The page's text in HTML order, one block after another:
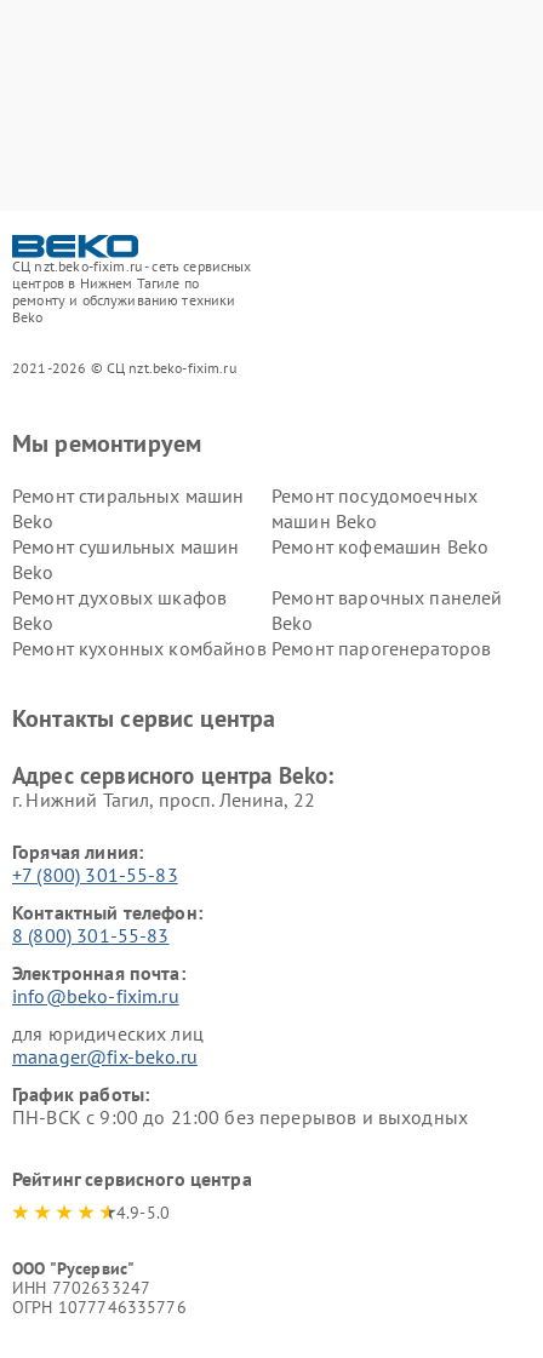
СЦ nzt.beko-fixim.ru - сеть сервисных
центров в Нижнем Тагиле по
ремонту и обслуживанию техники
Beko
2021-2026 © СЦ nzt.beko-fixim.ru
Мы ремонтируем
Ремонт стиральных машин
Beko
Ремонт посудомоечных
машин Beko
Ремонт сушильных машин
Beko
Ремонт кофемашин Beko
Ремонт духовых шкафов
Beko
Ремонт варочных панелей
Beko
Ремонт кухонных комбайнов Ремонт парогенераторов
Ремонт холодильников Beko Ремонт морозильных камер
Контакты сервис центра
Адрес сервисного центра Beko:
г. Нижний Тагил, просп. Ленина, 22
Горячая линия:
+7 (800) 301-55-83
Контактный телефон:
8 (800) 301-55-83
Электронная почта:
info@beko-fixim.ru
для юридических лиц
manager@fix-beko.ru
График работы:
ПН-ВСК с 9:00 до 21:00 без перерывов и выходных
Рейтинг сервисного центра
4.9-5.0
ООО "Русервис"
ИНН 7702633247
ОГРН 1077746335776